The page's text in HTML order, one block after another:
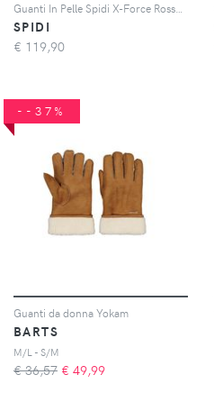
SPIDI
€ 119,90
--37%
Guanti da donna Yokam
BARTS
M/L - S/M
€ 36,57 € 49,99